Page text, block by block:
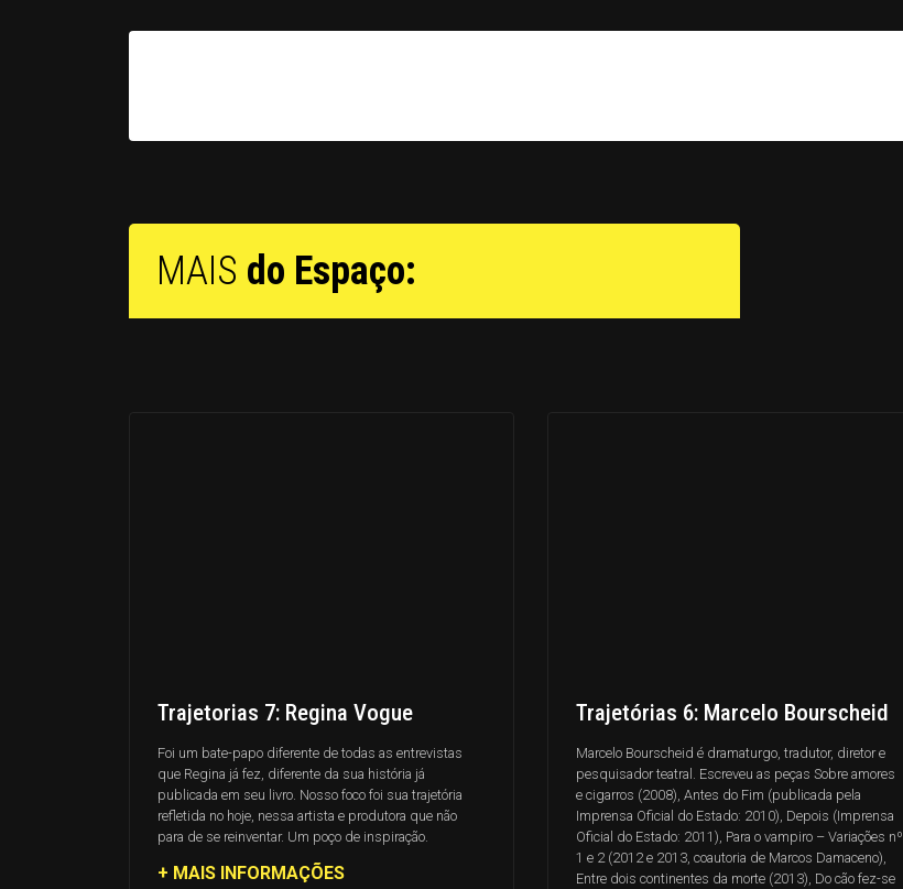
MAIS do Espaço:
Trajetorias 7: Regina Vogue
Foi um bate-papo diferente de todas as entrevistas
que Regina já fez, diferente da sua história já
publicada em seu livro. Nosso foco foi sua trajetória
refletida no hoje, nessa artista e produtora que não
para de se reinventar. Um poço de inspiração.
+ MAIS INFORMAÇÕES
Trajetórias 6: Marcelo Bourscheid
Marcelo Bourscheid é dramaturgo, tradutor, diretor e
pesquisador teatral. Escreveu as peças Sobre amores
e cigarros (2008), Antes do Fim (publicada pela
Imprensa Oficial do Estado: 2010), Depois (Imprensa
Oficial do Estado: 2011), Para o vampiro – Variações nº
1 e 2 (2012 e 2013, coautoria de Marcos Damaceno),
Entre dois continentes da morte (2013), Do cão fez-se